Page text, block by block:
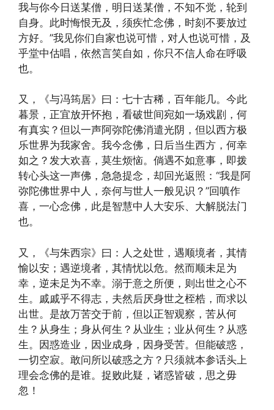
我与你今日送某僧，明日送某僧，不知不觉，轮到
自身。此时悔恨无及，须疾忙念佛，时刻不要放过
方好。”我见你们自家也说可惜，对人也说可惜，及
乎堂中估唱，依然言笑自如，你只不信人命在呼吸
也。
又，《与冯筠居》曰：七十古稀，百年能几。今此
暮景，正宜放开怀抱，看破世间宛如一场戏剧，何
有真实？但以一声阿弥陀佛消遣光阴，但以西方极
乐世界为我家舍。我今念佛，日后当生西方，何幸
如之？发大欢喜，莫生烦恼。倘遇不如意事，即拨
转心头这一声佛，急急提念，却回光返照：“我是阿
弥陀佛世界中人，奈何与世人一般见识？”回嗔作
喜，一心念佛，此是智慧中人大安乐、大解脱法门
也。
又，《与朱西宗》曰：人之处世，遇顺境者，其情
愉以安；遇逆境者，其情忧以危。然而顺未足为
幸，逆未足为不幸。溺于意之所便，则出世之心不
生。戚戚乎不得志，夫然后厌身世之桎梏，而求以
出世。是故万苦交于前，但以正智观察，苦从何
生？从身生；身从何生？从业生；业从何生？从惑
生。因惑造业，因业成身，因身受苦。但能破惑，
一切空寂。敢问所以破惑之方？只须就本参话头上
理会念佛的是谁。捉败此疑，诸惑皆破，思之毋
忽！